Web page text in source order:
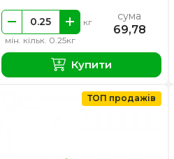
мін. кільк. 0.25кг
кг сума
69,78
Купити
ТОП продажів